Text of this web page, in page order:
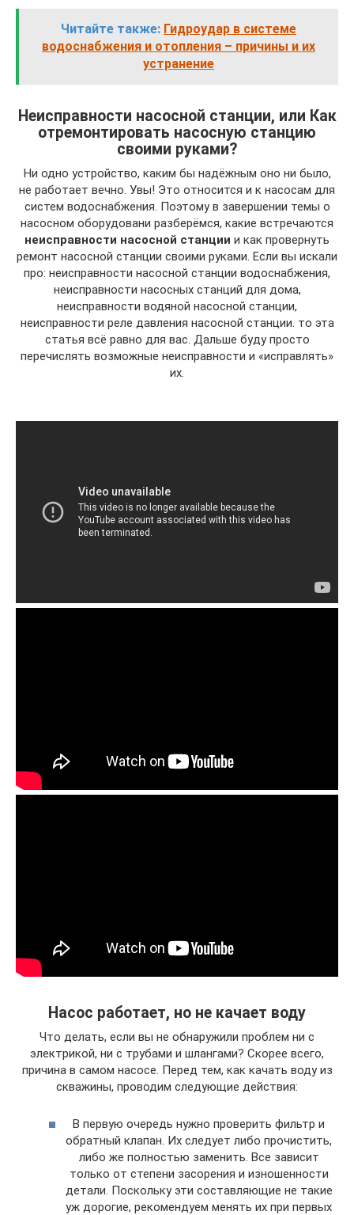
Читайте также: Гидроудар в системе
водоснабжения и отопления – причины и их
устранение
Неисправности насосной станции, или Как
отремонтировать насосную станцию
своими руками?
Ни одно устройство, каким бы надёжным оно ни было,
не работает вечно. Увы! Это относится и к насосам для
систем водоснабжения. Поэтому в завершении темы о
насосном оборудовани разберёмся, какие встречаются
неисправности насосной станции и как провернуть
ремонт насосной станции своими руками. Если вы искали
про: неисправности насосной станции водоснабжения,
неисправности насосных станций для дома,
неисправности водяной насосной станции,
неисправности реле давления насосной станции. то эта
статья всё равно для вас. Дальше буду просто
перечислять возможные неисправности и «исправлять»
их.
Насос работает, но не качает воду
Что делать, если вы не обнаружили проблем ни с
электрикой, ни с трубами и шлангами? Скорее всего,
причина в самом насосе. Перед тем, как качать воду из
скважины, проводим следующие действия:
В первую очередь нужно проверить фильтр и
обратный клапан. Их следует либо прочистить,
либо же полностью заменить. Все зависит
только от степени засорения и изношенности
детали. Поскольку эти составляющие не такие
уж дорогие, рекомендуем менять их при первых